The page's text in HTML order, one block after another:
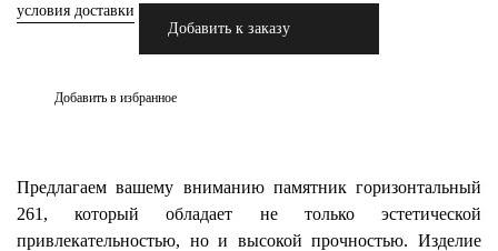
условия доставки
Добавить к заказу
Добавить в избранное
Предлагаем вашему вниманию памятник горизонтальный
261, который обладает не только эстетической
привлекательностью, но и высокой прочностью. Изделие